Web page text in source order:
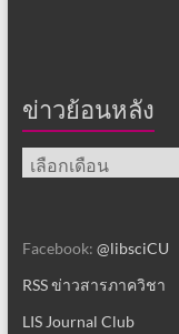
ข่าวย้อนหลัง
ข่าว
ย้อน
Facebook: @libsciCU
RSS ข่าวสารภาควิชา
LIS Journal Club